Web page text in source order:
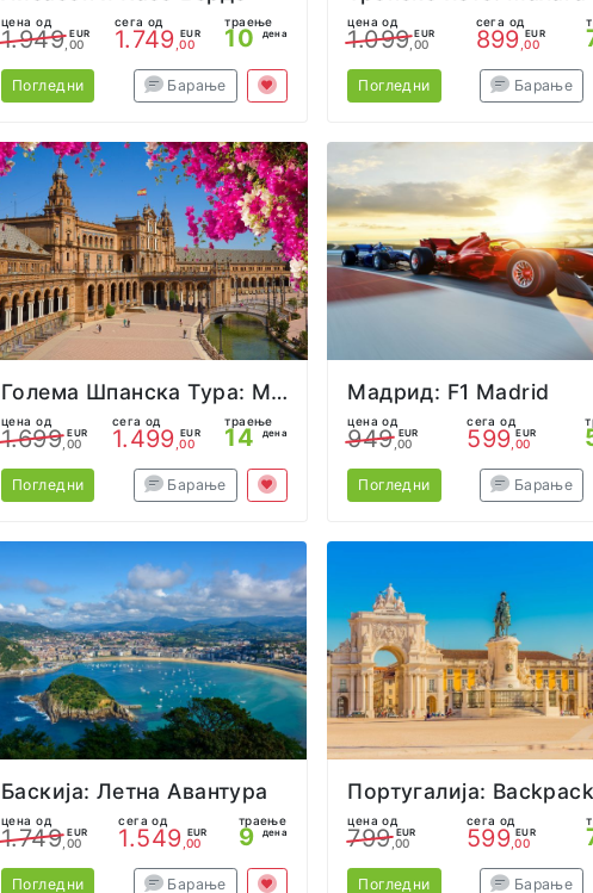
цена од
1.949 EUR
,00
сега од
1.749 EUR
,00
траење
10 дена
Погледни Барање
цена од
1.099 EUR
,00
сега од
899 EUR
,00
Погледни Барање
Голема Шпанска Тура: Малага, Севиља, Мадрид,Валенсија и Барселона
цена од
1.699 EUR
,00
сега од
1.499 EUR
,00
траење
14 дена
Погледни Барање
Мадрид: F1 Madrid
цена од
949 EUR
,00
сега од
599 EUR
,00
Погледни Барање
Баскија: Летна Авантура
цена од
1.749 EUR
,00
сега од
1.549 EUR
,00
траење
9 дена
Погледни Барање
цена од
799 EUR
,00
сега од
599 EUR
,00
Погледни Барање